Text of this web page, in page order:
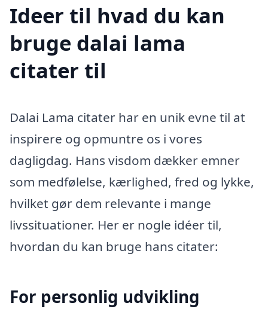
Ideer til hvad du kan
bruge dalai lama
citater til
Dalai Lama citater har en unik evne til at
inspirere og opmuntre os i vores
dagligdag. Hans visdom dækker emner
som medfølelse, kærlighed, fred og lykke,
hvilket gør dem relevante i mange
livssituationer. Her er nogle idéer til,
hvordan du kan bruge hans citater:
For personlig udvikling